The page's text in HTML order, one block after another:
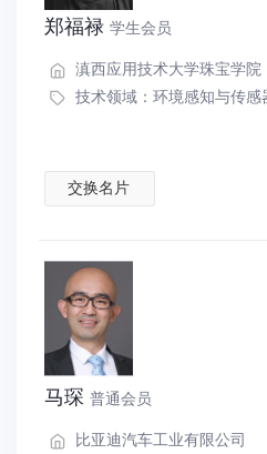
郑福禄 学生会员
滇西应用技术大学珠宝学院
技术领域： 环境感知与传感
交换名片
马琛 普通会员
比亚迪汽车工业有限公司